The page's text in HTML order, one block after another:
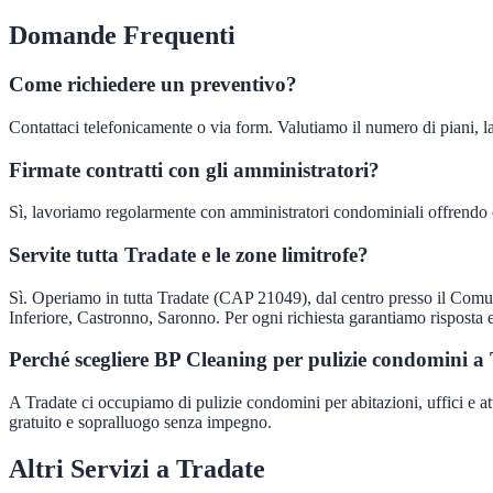
Domande Frequenti
Come richiedere un preventivo?
Contattaci telefonicamente o via form. Valutiamo il numero di piani,
Firmate contratti con gli amministratori?
Sì, lavoriamo regolarmente con amministratori condominiali
Servite tutta Tradate e le zone limitrofe?
Sì. Operiamo in tutta Tradate (CAP 21049), dal centro presso il
Inferiore, Castronno, Saronno. Per ogni richiesta garantiamo risposta
Perché scegliere BP Cleaning per pulizie condomini a
A Tradate ci occupiamo di pulizie condomini per abitazioni, uffici e
gratuito e sopralluogo senza impegno.
Altri Servizi a Tradate